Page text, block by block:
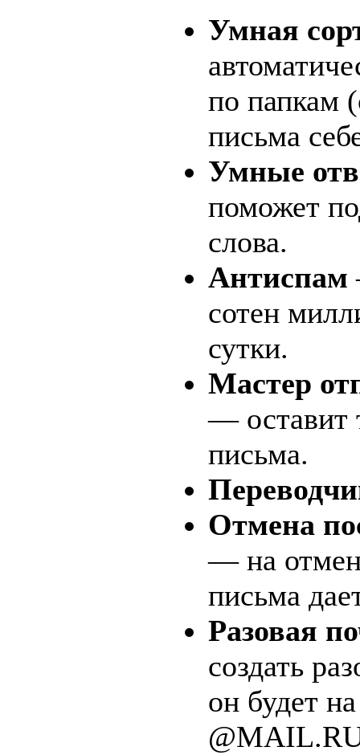
Умная
по папкам
письма
Умные
поможет
слова.
Антиспам
сотен
сутки.
Мастер
— оставит
письма.
Отмена
— на
письма
Разовая
создать
он будет